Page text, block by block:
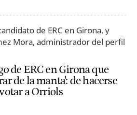
de ERC en Girona que
de la manta': de hacerse
a Orriols